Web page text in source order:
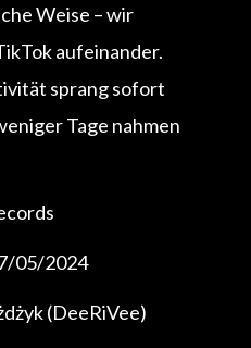
Weise – wir
aufeinander.
sprang sofort
Tage nahmen
05/2024
(DeeRiVee)